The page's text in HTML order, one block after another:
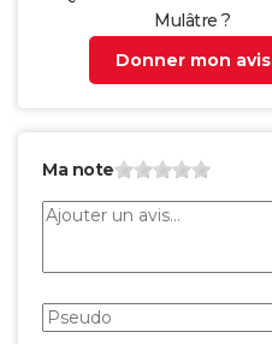
Mulâtre ?
Donner mon avis
Ma note